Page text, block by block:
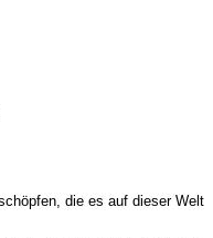
die es auf dieser Welt